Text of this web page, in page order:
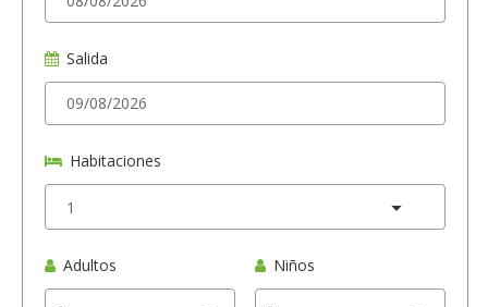
Salida
Habitaciones
Adultos Niños